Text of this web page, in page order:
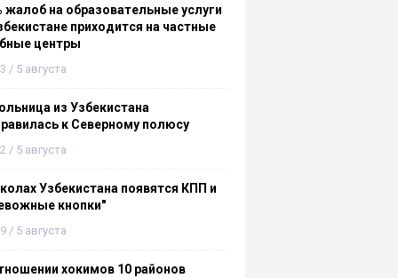
жалоб на образовательные услуги
приходится на частные
центры
/ 5 августа
из Узбекистана
к Северному полюсу
/ 5 августа
Узбекистана появятся КПП и
кнопки"
/ 5 августа
хокимов 10 районов